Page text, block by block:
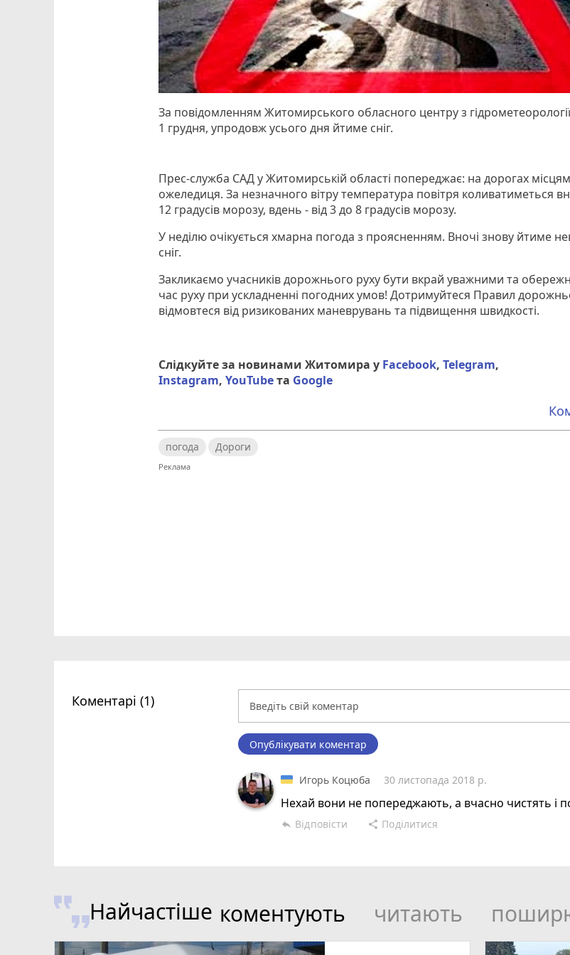
За повідомленням Житомирського обласного центру з
1 грудня, упродовж усього дня йтиме сніг.
Прес-служба САД у Житомирській області попереджає: на дорогах
ожеледиця. За незначного вітру температура повітря коливатиметься
12 градусів морозу, вдень - від 3 до 8 градусів морозу.
У неділю очікується хмарна погода з проясненням. Вночі знову йтиме
сніг.
Закликаємо учасників дорожнього руху бути вкрай уважними та
час руху при ускладненні погодних умов! Дотримуйтеся Правил
відмовтеся від ризикованих маневрувань та підвищення швидкості.
Слідкуйте за новинами Житомира у Facebook,Telegram,
Instagram,YouTubeта Google
погода Дороги
Коментарі (1)
Опублікувати коментар
Игорь Коцюба 30 листопада 2018 р.
Нехай вони не попереджають, а вчасно чистять і
reply Відповісти share Поділитися
Найчастіше коментують читають